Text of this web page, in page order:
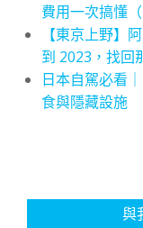
費用一次搞懂（
【東京上野】
到 2023，找回
日本自駕必看
食與隱藏設施
與